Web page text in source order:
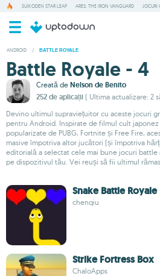
SUIKODEN STAR LEAP ARES: THE IRON VANGUARD JOCURI
ANDROID / BATTLE ROYALE
Battle Royale - 4
Creată de Nelson de Benito
252 de aplicații ( Ultima actualizare: 2
Devino ultimul supraviețuitor cu aceste jocuri
pentru Android. Inspirate de filmul cult
popularizate de PUBG, Fortnite și Free Fire,
masive împotriva altor jucători (și împotriva
editorială a selectat cele mai bune jocuri battle
pe dispozitivul tău. Vei reuși să fii ultimul
Snake Battle Royale
chenqiu
Strike Fortress Box
ChaloApps